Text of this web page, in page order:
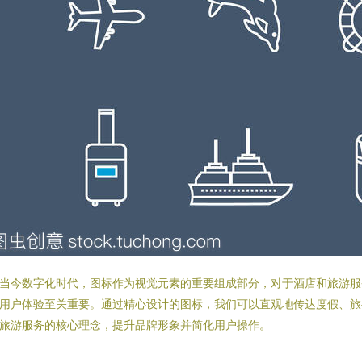
今数字化时代，图标作为视觉元素的重要组成部分，对于酒店和旅游
户体验至关重要。通过精心设计的图标，我们可以直观地传达度假、
游服务的核心理念，提升品牌形象并简化用户操作。